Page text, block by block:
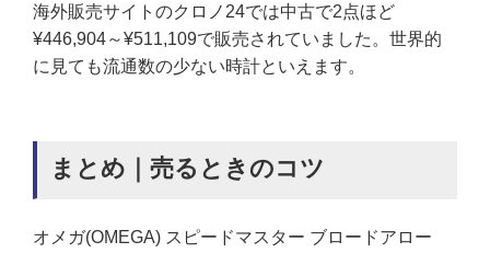
海外販売サイトのクロノ24では中古で2点ほど
¥446,904～¥511,109で販売されていました。世界的
に見ても流通数の少ない時計といえます。
まとめ｜売るときのコツ
オメガ(OMEGA) スピードマスター ブロードアロー